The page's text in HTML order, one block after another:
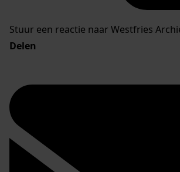
Stuur een reactie naar Westfries
Delen